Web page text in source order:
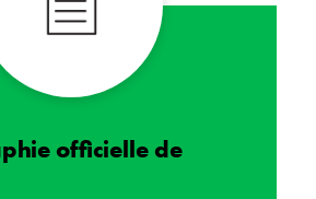
officielle de